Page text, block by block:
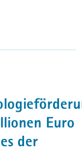
Euro
der